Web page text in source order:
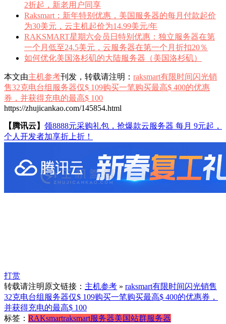
2折起，新老用户同享
Raksmart：新年特别优惠，美国服务器的每月付款起价
为30美元，云主机起价为14.99美元/年
RAKSMART星期六会员日特别优惠：独立服务器在第
一个月低至24.5美元，云服务器在第一个月折扣20％
如何优化美国洛杉矶的大陆服务器（美国洛杉矶）
本文由主机参考刊发，转载请注明： raksmart有限时间闪光销
售32克电台组服务器仅$ 109购买一笔购买最高$ 400的优惠
券，并获得充电的最高$ 100
https://zhujicankao.com/145854.html
【腾讯云】 领8888元采购礼包，抢爆款云服务器 每月 9元起，
个人开发者加享折上折！
打赏
转载请注明原文链接： 主机参考 » raksmart有限时间闪光销售
32克电台组服务器仅$ 109购买一笔购买最高$ 400的优惠券，
并获得充电的最高$ 100
标签： RAKsmartraksmart服务器美国站群服务器